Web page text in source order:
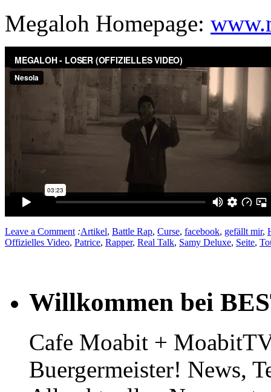
Megaloh Homepage:
Leave a Comment :Artikel, Battle Rap, Curse, facebook, gefällt mir,
Offizielles Video, Patrice, Rapper, Real Talk, Samy Deluxe, Seite,
Willkommen bei
Cafe Moabit +
Buergermeister! News,